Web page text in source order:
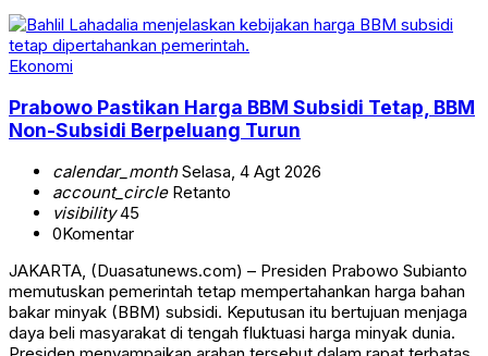
Ekonomi
Prabowo Pastikan Harga BBM Subsidi Tetap, BBM
Non-Subsidi Berpeluang Turun
calendar_monthSelasa, 4 Agt 2026
account_circleRetanto
visibility45
0Komentar
JAKARTA, (Duasatunews.com) – Presiden Prabowo Subianto
memutuskan pemerintah tetap mempertahankan harga bahan
bakar minyak (BBM) subsidi. Keputusan itu bertujuan menjaga
daya beli masyarakat di tengah fluktuasi harga minyak dunia.